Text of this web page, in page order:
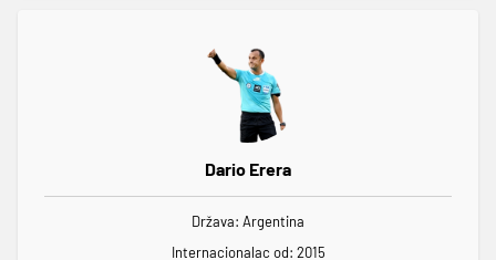
Dario Erera
Država: Argentina
Internacionalac od: 2015